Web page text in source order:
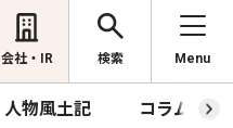
会社・IR 検索 Menu
人物風土記 コラム